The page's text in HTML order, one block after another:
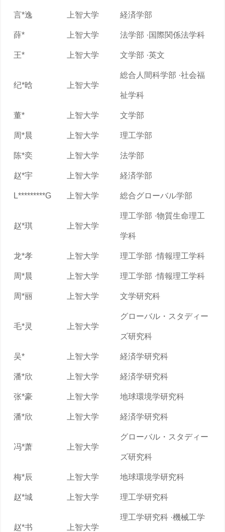
言*逸 上智大学 経済学部
薛* 上智大学 法学部 ·国際関係法学科
王* 上智大学 文学部 ·英文
纪*晗 上智大学
総合人間科学部 ·社会福
祉学科
董* 上智大学 文学部
周*晨 上智大学 理工学部
陈*奕 上智大学 法学部
赵*宇 上智大学 経済学部
L*********G 上智大学 総合グローバル学部
赵*琪 上智大学
理工学部 ·物質生命理工
学科
龙*孝 上智大学 理工学部 ·情報理工学科
周*晨 上智大学 理工学部 ·情報理工学科
周*丽 上智大学 文学研究科
毛*灵 上智大学
グローバル・スタディー
ズ研究科
吴* 上智大学 経済学研究科
潘*欣 上智大学 経済学研究科
张*豪 上智大学 地球環境学研究科
潘*欣 上智大学 経済学研究科
冯*萧 上智大学
グローバル・スタディー
ズ研究科
梅*辰 上智大学 地球環境学研究科
赵*城 上智大学 理工学研究科
赵*书 上智大学
理工学研究科 ·機械工学